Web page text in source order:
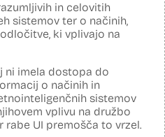
in celovitih
sistemov ter o načinih,
ki vplivajo na
ni imela dostopa do
o načinih in
sistemov
vplivu na družbo
rabe UI premošča to vrzel.